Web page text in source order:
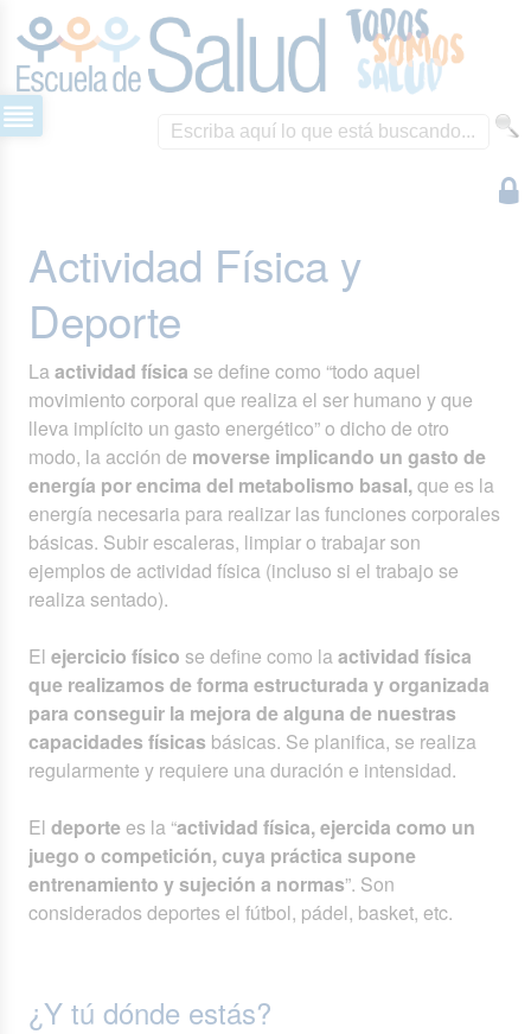
Actividad Física y
Deporte
Laactividad físicase define como “todo aquel
movimiento corporal que realiza el ser humano y que
lleva implícito un gasto energético” o dicho de otro
modo, la acción de moverse implicando un gasto de
energía por encima del metabolismo basal,que es la
energía necesaria para realizar las funciones corporales
básicas. Subir escaleras, limpiar o trabajar son
ejemplos de actividad física (incluso si el trabajo se
realiza sentado).
Elejercicio físico se define como laactividad física
que realizamos de forma estructurada y organizada
para conseguir la mejora de alguna de nuestras
capacidades físicas básicas. Se planifica, se realiza
regularmente y requiere una duración e intensidad.
Eldeportees la “actividad física, ejercida como un
juego o competición, cuya práctica supone
entrenamiento y sujeción a normas”. Son
considerados deportes el fútbol, pádel, basket, etc.
¿Y tú dónde estás?